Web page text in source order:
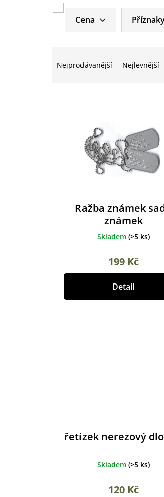
Nejprodávanější Nejlevnější
Cena
V
Ražba známek
známek
Skladem (>5 ks)
199 Kč
Detail
řetízek nerezový
Skladem (>5 ks)
120 Kč